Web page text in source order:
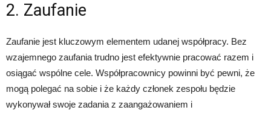
2. Zaufanie
Zaufanie jest kluczowym elementem udanej współpracy. Bez
wzajemnego zaufania trudno jest efektywnie pracować razem i
osiągać wspólne cele. Współpracownicy powinni być pewni, że
mogą polegać na sobie i że każdy członek zespołu będzie
wykonywał swoje zadania z zaangażowaniem i